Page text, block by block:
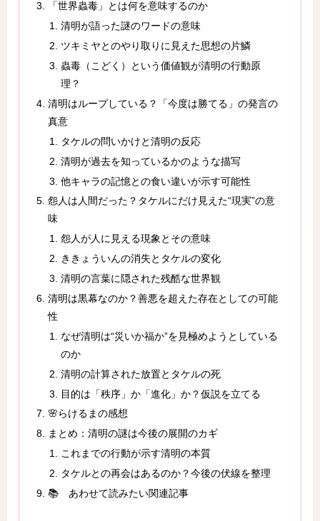
「世界蟲毒」とは何を意味するのか
清明が語った謎のワードの意味
ツキミヤとのやり取りに見えた思想の片鱗
蟲毒（こどく）という価値観が清明の行動原
理？
清明はループしている？「今度は勝てる」の発言の
真意
タケルの問いかけと清明の反応
清明が過去を知っているかのような描写
他キャラの記憶との食い違いが示す可能性
怨人は人間だった？タケルにだけ見えた“現実”の意
味
怨人が人に見える現象とその意味
ききょういんの消失とタケルの変化
清明の言葉に隠された残酷な世界観
清明は黒幕なのか？善悪を超えた存在としての可能
性
なぜ清明は“災いか福か”を見極めようとしている
のか
清明の計算された放置とタケルの死
目的は「秩序」か「進化」か？仮説を立てる
🌸らけるまの感想
まとめ：清明の謎は今後の展開のカギ
これまでの行動が示す清明の本質
タケルとの再会はあるのか？今後の伏線を整理
📚 あわせて読みたい関連記事